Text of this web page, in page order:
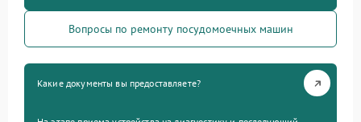
Вопросы по ремонту посудомоечных машин
Какие документы вы предоставляете?